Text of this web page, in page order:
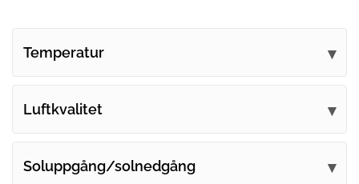
Temperatur
Luftkvalitet
Soluppgång/solnedgång